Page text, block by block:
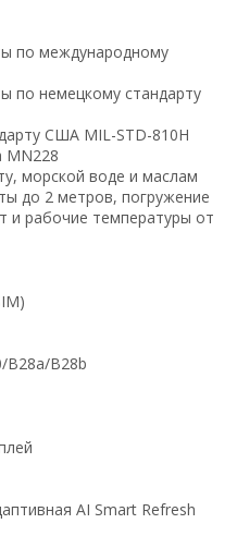
по международному
по немецкому стандарту
США MIL-STD-810H
MN228
морской воде и маслам
до 2 метров, погружение
и рабочие температуры от
B28a/B28b
AI Smart Refresh